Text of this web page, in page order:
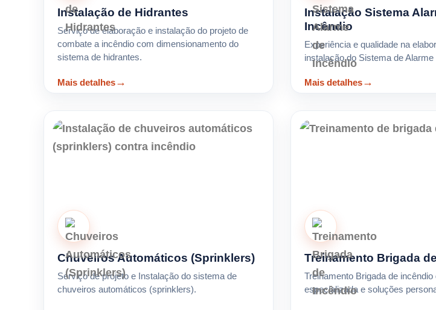
Instalação de Hidrantes
Serviço de elaboração e instalação do projeto de
combate a incêndio com dimensionamento do
sistema de hidrantes.
Mais detalhes
Instalação Sistema
Incêndio
Experiência e qualidade na
instalação do Sistema de Alarme
Mais detalhes
Chuveiros Automáticos (Sprinklers)
Serviço de projeto e Instalação do sistema de
chuveiros automáticos (sprinklers).
Treinamento Brigada
Treinamento Brigada de
especializada e soluções